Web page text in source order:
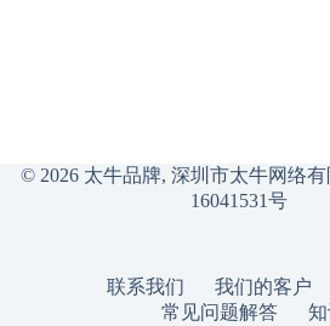
© 2026 太牛品牌, 深圳市太牛网络有
16041531号
联系我们 我们的客户
常见问题解答